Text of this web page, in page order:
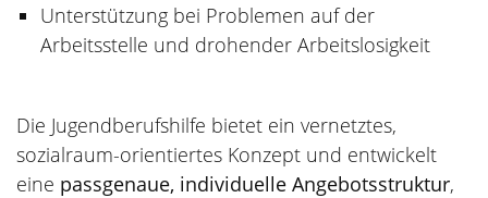
Unterstützung bei Problemen auf der
Arbeitsstelle und drohender Arbeitslosigkeit
Die Jugendberufshilfe bietet ein vernetztes,
sozialraum-orientiertes Konzept und entwickelt
eine passgenaue, individuelle Angebotsstruktur,